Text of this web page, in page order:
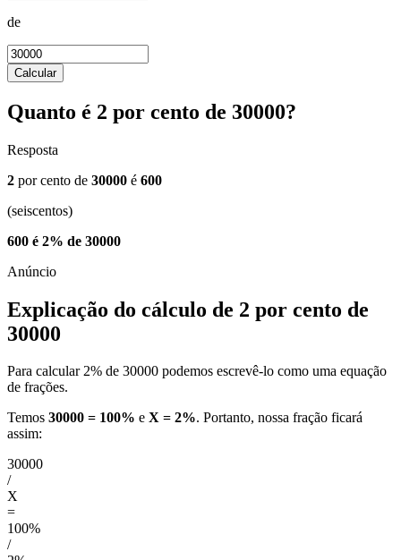
de
Calcular
Quanto é 2 por cento de 30000?
Resposta
2 por cento de 30000 é 600
(seiscentos)
600 é 2% de 30000
Explicação do cálculo de 2 por cento de
30000
Para calcular 2% de 30000 podemos escrevê-lo como uma equação
de frações.
Temos 30000 = 100% e X = 2%. Portanto, nossa fração ficará
assim:
30000
/
X
=
100%
/